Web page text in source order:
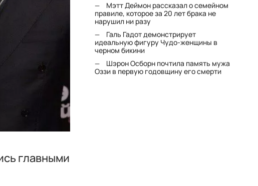
главными
Мэтт Деймон рассказал о семейном
правиле, которое за 20 лет брака не
нарушил ни разу
Галь Гадот демонстрирует
идеальную фигуру Чудо-женщины в
черном бикини
Шэрон Осборн почтила память мужа
Оззи в первую годовщину его смерти